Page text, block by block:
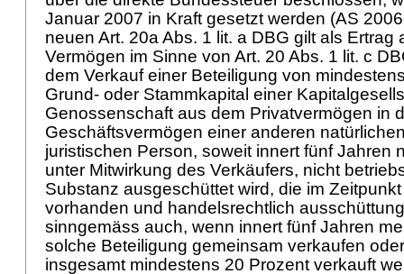
Januar 2007 in Kraft gesetzt werden (AS
neuen Art. 20a Abs. 1 lit. a DBG gilt als Ertrag
Vermögen im Sinne von Art. 20 Abs. 1 lit. c
dem Verkauf einer Beteiligung von
Grund- oder Stammkapital einer
Genossenschaft aus dem Privatvermögen in
Geschäftsvermögen einer anderen
juristischen Person, soweit innert fünf Jahren
unter Mitwirkung des Verkäufers, nicht
Substanz ausgeschüttet wird, die im
vorhanden und handelsrechtlich
sinngemäss auch, wenn innert fünf Jahren
solche Beteiligung gemeinsam verkaufen
insgesamt mindestens 20 Prozent verkauft